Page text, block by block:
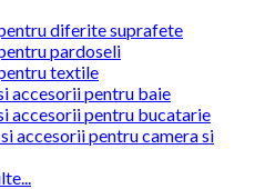
diferite suprafete
pardoseli
textile
accesorii pentru baie
accesorii pentru bucatarie
accesorii pentru camera si